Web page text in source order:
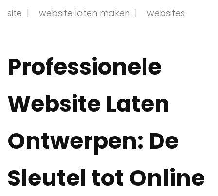
site website laten maken websites
Professionele
Website Laten
Ontwerpen: De
Sleutel tot Online